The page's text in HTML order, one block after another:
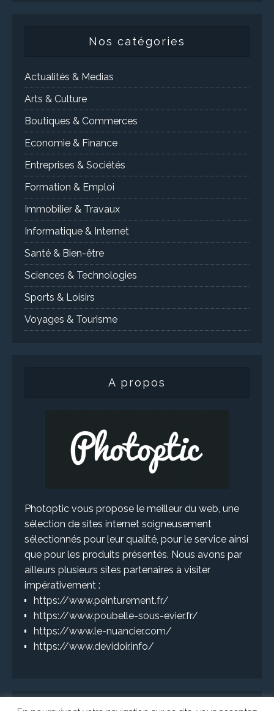
Nos catégories
Actualités & Medias
Arts & Culture
Boutiques & Commerces
Economie & Finance
Entreprises & Sociétés
Formation & Emploi
Immobilier & Travaux
Informatique & Internet
Santé & Bien-être
Sciences & Technologies
Sports & Loisirs
Voyages & Tourisme
A propos
Photoptic vous propose le meilleur du web, une
sélection de sites internet soigneusement
sélectionnés pour leur qualité, pour le service ainsi
que pour les produits présentés. Nous avons par
ailleurs plusieurs sites partenaires à visiter
impérativement :
https://www.peinturement.fr/
https://www.poubelle-sous-evier.fr/
https://www.le-nuancier.com/
https://www.devidoir.info/